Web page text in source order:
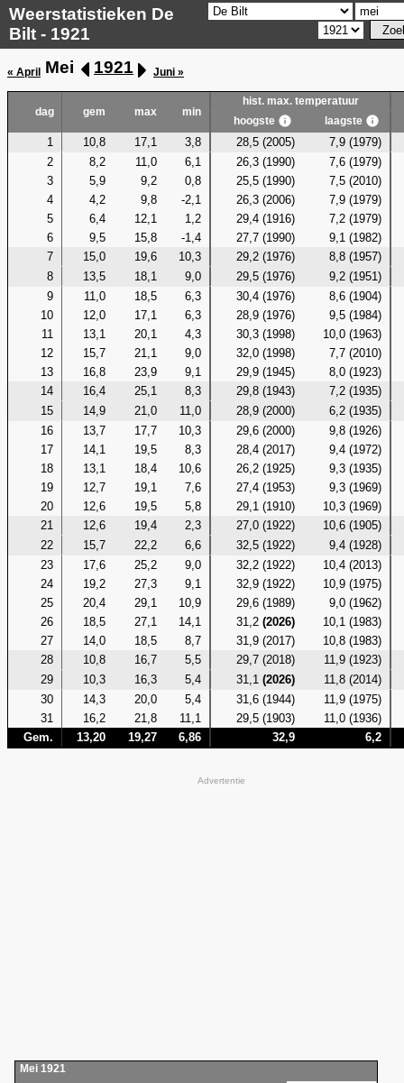
Weerstatistieken De
Bilt - 1921
« April Mei 1921 Juni »
dag gem max min
hist. max. temperatuur
hoogste
laagste
1 10,8 17,1 3,8 28,5 (2005)
7,9 (1979)
2
8,2 11,0 6,1 26,3 (1990)
7,6 (1979)
3
5,9 9,2 0,8 25,5 (1990)
7,5 (2010)
4
4,2 9,8 -2,1 26,3 (2006)
7,9 (1979)
5
6,4 12,1 1,2 29,4 (1916)
7,2 (1979)
6
9,5 15,8 -1,4 27,7 (1990)
9,1 (1982)
7
15,0 19,6 10,3 29,2 (1976)
8,8 (1957)
8
13,5 18,1 9,0 29,5 (1976)
9,2 (1951)
9
11,0 18,5 6,3 30,4 (1976)
8,6 (1904)
10
12,0 17,1 6,3 28,9 (1976)
9,5 (1984)
11
13,1 20,1 4,3 30,3 (1998)
10,0 (1963)
12
15,7 21,1 9,0 32,0 (1998)
7,7 (2010)
13
16,8 23,9 9,1 29,9 (1945)
8,0 (1923)
14
16,4 25,1 8,3 29,8 (1943)
7,2 (1935)
15
14,9 21,0 11,0 28,9 (2000)
6,2 (1935)
16
13,7 17,7 10,3 29,6 (2000)
9,8 (1926)
17
14,1 19,5 8,3 28,4 (2017)
9,4 (1972)
18
13,1 18,4 10,6 26,2 (1925)
9,3 (1935)
19
12,7 19,1 7,6 27,4 (1953)
9,3 (1969)
20
12,6 19,5 5,8 29,1 (1910)
10,3 (1969)
21
12,6 19,4 2,3 27,0 (1922)
10,6 (1905)
22
15,7 22,2 6,6 32,5 (1922)
9,4 (1928)
23
17,6 25,2 9,0 32,2 (1922)
10,4 (2013)
24
19,2 27,3 9,1 32,9 (1922)
10,9 (1975)
25
20,4 29,1 10,9 29,6 (1989)
9,0 (1962)
26
18,5 27,1 14,1 31,2(2026)
10,1 (1983)
27
14,0 18,5 8,7 31,9 (2017)
10,8 (1983)
28
10,8 16,7 5,5 29,7 (2018)
11,9 (1923)
29
10,3 16,3 5,4 31,1(2026)
11,8 (2014)
30
14,3 20,0 5,4 31,6 (1944)
11,9 (1975)
31
16,2 21,8 11,1 29,5 (1903)
11,0 (1936)
Gem.
13,20 19,27 6,86 32,9 6,2
Advertentie
Mei 1921